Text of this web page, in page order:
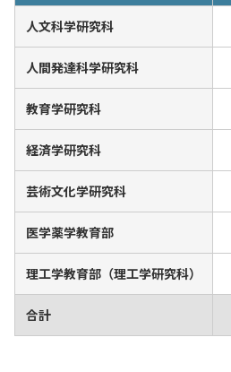
人文科学研究科
人間発達科学研究科
教育学研究科
経済学研究科
芸術文化学研究科
医学薬学教育部
理工学教育部（理工学研究科）
合計